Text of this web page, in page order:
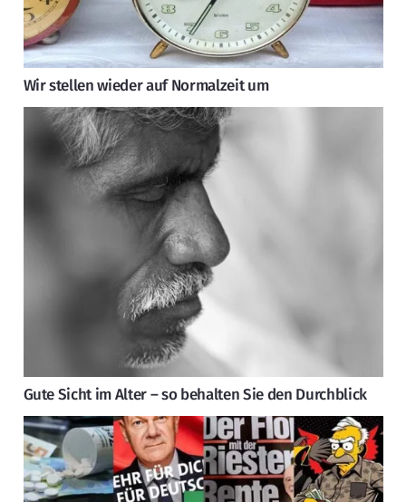
Wir stellen wieder auf Normalzeit um
Gute Sicht im Alter – so behalten Sie den Durchblick